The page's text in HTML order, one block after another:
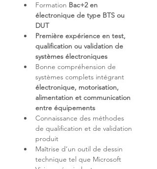
Formation Bac+2 en
électronique de type BTS ou
DUT
Première expérience en test,
qualification ou validation de
systèmes électroniques
Bonne compréhension de
systèmes complets intégrant
électronique, motorisation,
alimentation et communication
entre équipements
Connaissance des méthodes
de qualification et de validation
Maîtrise d’un outil de dessin
technique tel que Microsoft